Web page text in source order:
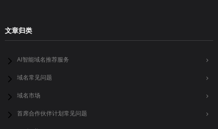
文章归类
AI智能域名推荐服务
域名常见问题
域名市场
首席合作伙伴计划常见问题